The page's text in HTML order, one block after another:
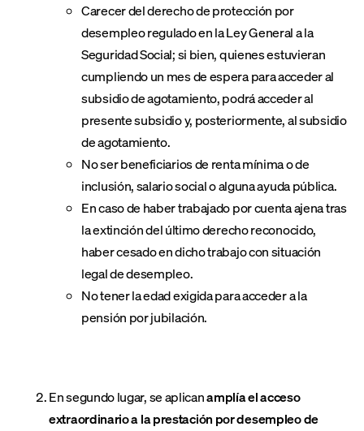
Carecer del derecho de protección por
desempleo regulado en la Ley General a la
Seguridad Social; si bien, quienes estuvieran
cumpliendo un mes de espera para acceder al
subsidio de agotamiento, podrá acceder al
presente subsidio y, posteriormente, al subsidio
de agotamiento.
No ser beneficiarios de renta mínima o de
inclusión, salario social o alguna ayuda pública.
En caso de haber trabajado por cuenta ajena tras
la extinción del último derecho reconocido,
haber cesado en dicho trabajo con situación
legal de desempleo.
No tener la edad exigida para acceder a la
pensión por jubilación.
En segundo lugar, se aplicanamplía el acceso
extraordinario a la prestación por desempleo de